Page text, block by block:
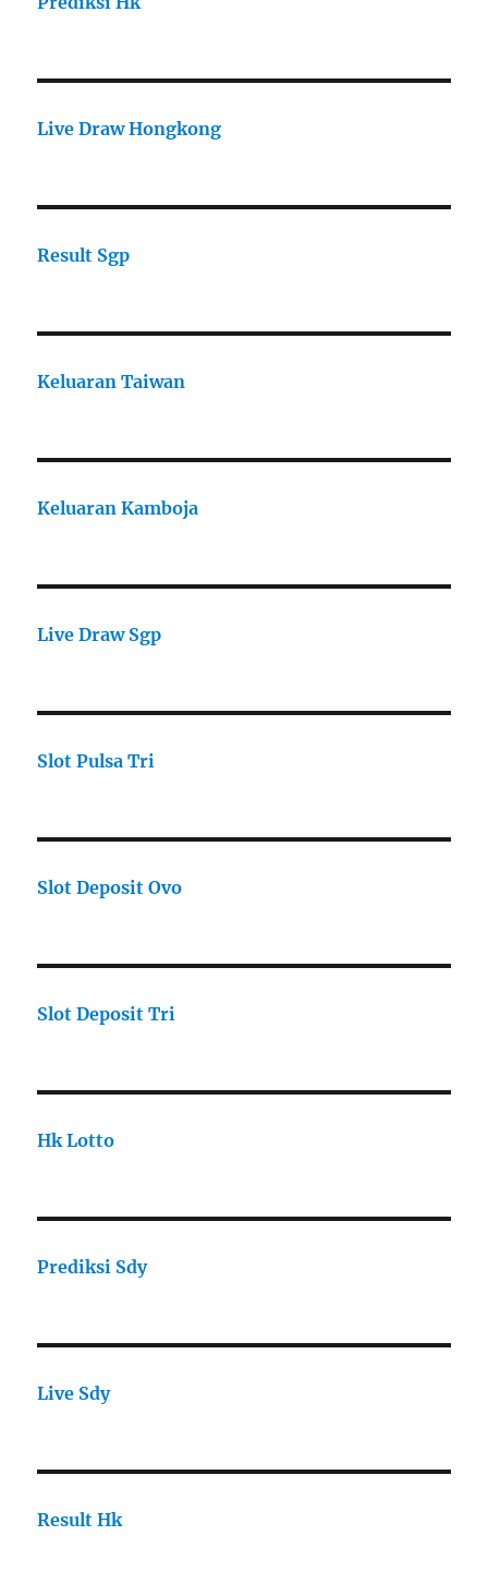
Live Draw Hongkong
Result Sgp
Keluaran Taiwan
Keluaran Kamboja
Live Draw Sgp
Slot Pulsa Tri
Slot Deposit Ovo
Slot Deposit Tri
Hk Lotto
Prediksi Sdy
Live Sdy
Result Hk